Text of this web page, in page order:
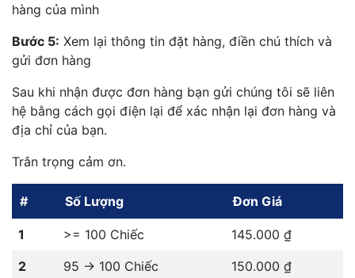
hàng của mình
Bước 5: Xem lại thông tin đặt hàng, điền chú thích và
gửi đơn hàng
Sau khi nhận được đơn hàng bạn gửi chúng tôi sẽ liên
hệ bằng cách gọi điện lại để xác nhận lại đơn hàng và
địa chỉ của bạn.
Trân trọng cảm ơn.
# Số Lượng Đơn Giá
1 >= 100 Chiếc
145.000 ₫
2
95 -> 100 Chiếc 150.000 ₫